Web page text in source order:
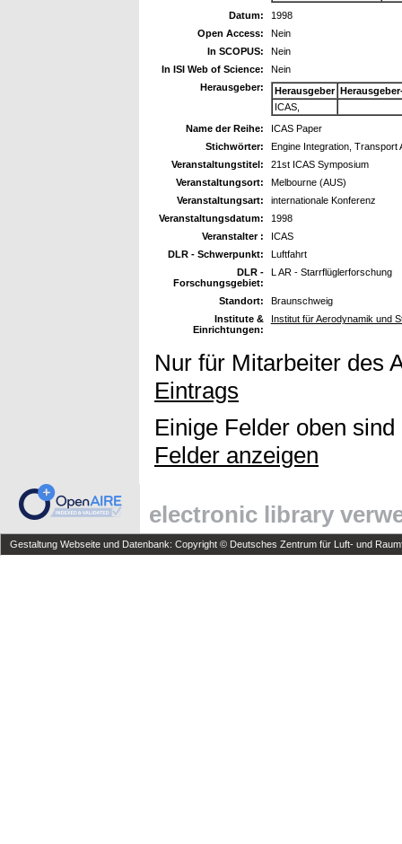
Datum:
1998
Open Access:
Nein
In SCOPUS:
Nein
In ISI Web of Science:
Nein
Herausgeber:
Herausgeber
ICAS,
Name der Reihe:
ICAS Paper
Stichwörter:
Engine Integration, Transport
Veranstaltungstitel:
21st ICAS Symposium
Veranstaltungsort:
Melbourne (AUS)
Veranstaltungsart:
internationale Konferenz
Veranstaltungsdatum:
1998
Veranstalter :
ICAS
DLR - Schwerpunkt:
Luftfahrt
DLR -
Forschungsgebiet:
L AR - Starrflüglerforschung
Standort:
Braunschweig
Institute &
Einrichtungen:
Institut für Aerodynamik und
Nur für Mitarbeiter des
Eintrags
Einige Felder oben
Felder anzeigen
electronic library
Gestaltung Webseite und Datenbank: Copyright © Deutsches Zentrum für Luft- und